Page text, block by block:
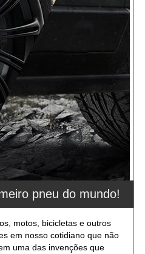
pneu do mundo!
motos, bicicletas e outros
em nosso cotidiano que não
uma das invenções que